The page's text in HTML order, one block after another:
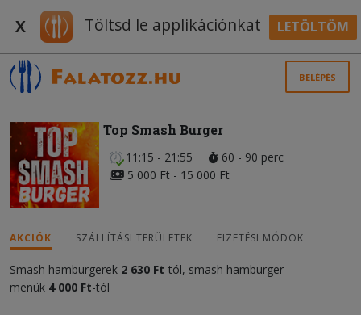
X Töltsd le applikációnkat LETÖLTÖM
BELÉPÉS
Top Smash Burger
11:15 - 21:55
60 - 90 perc
5 000 Ft - 15 000 Ft
AKCIÓK SZÁLLÍTÁSI TERÜLETEK FIZETÉSI MÓDOK
Smash hamburgerek 2 630 Ft-tól, smash hamburger
menük 4 000 Ft-tól